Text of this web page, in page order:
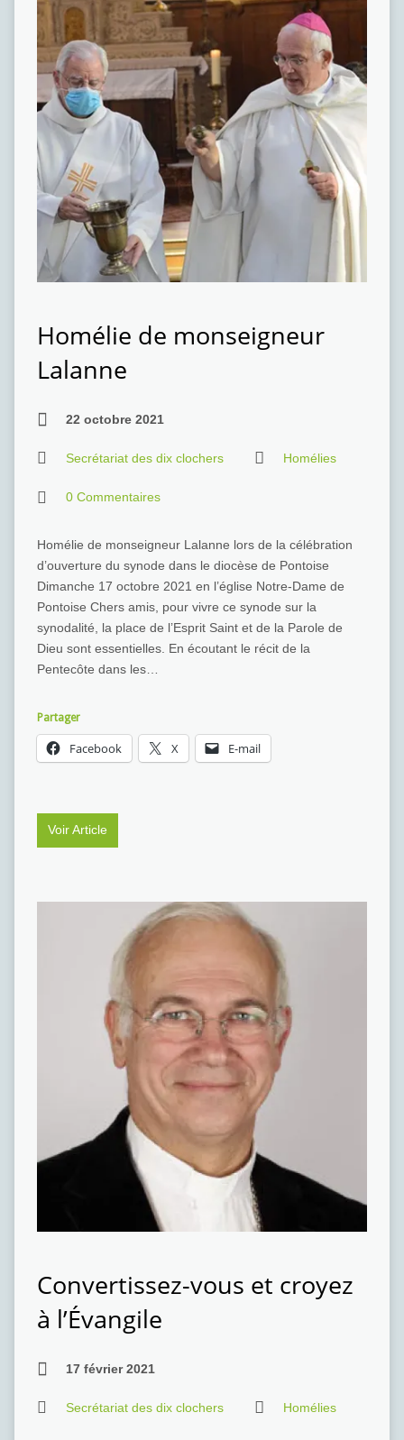
Homélie de monseigneur
Lalanne
22 octobre 2021
Secrétariat des dix clochers Homélies
0 Commentaires
Homélie de monseigneur Lalanne lors de la célébration
d’ouverture du synode dans le diocèse de Pontoise
Dimanche 17 octobre 2021 en l’église Notre-Dame de
Pontoise Chers amis, pour vivre ce synode sur la
synodalité, la place de l’Esprit Saint et de la Parole de
Dieu sont essentielles. En écoutant le récit de la
Pentecôte dans les…
Partager
Facebook X E-mail
Voir Article
Convertissez-vous et croyez
à l’Évangile
17 février 2021
Secrétariat des dix clochers Homélies